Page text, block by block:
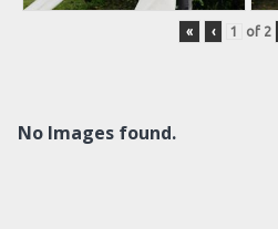
« ‹ of 2
No Images found.